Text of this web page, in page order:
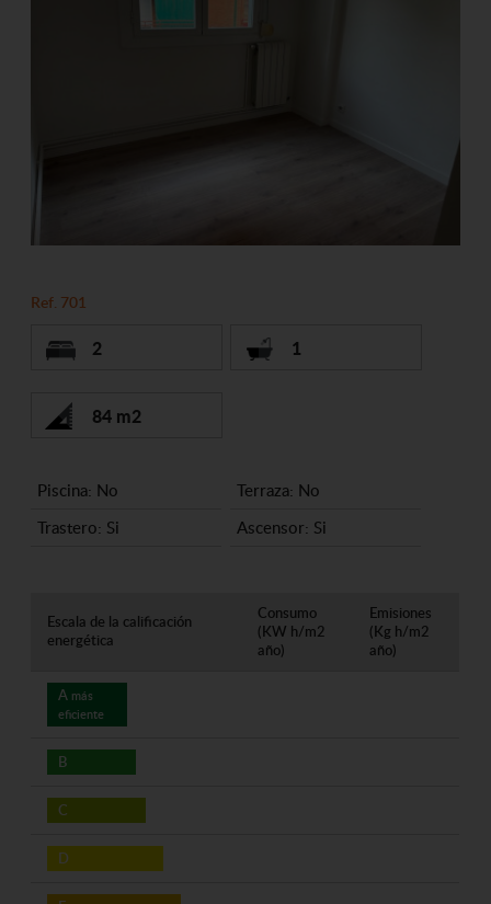
Ref. 701
2 1
84 m2
Piscina: No
Terraza: No
Trastero: Si
Ascensor: Si
Escala de la calificación
energética
Consumo
(KW h/m2
año)
Emisiones
(Kg h/m2
año)
A más
eficiente
B
C
D